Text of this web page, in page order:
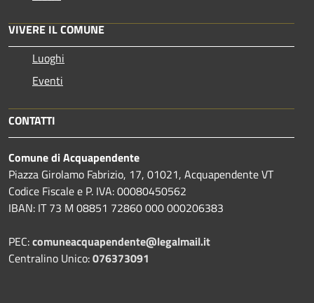
VIVERE IL COMUNE
Luoghi
Eventi
CONTATTI
Comune di Acquapendente
Piazza Girolamo Fabrizio, 17, 01021, Acquapendente VT
Codice Fiscale e P. IVA: 00080450562
IBAN: IT 73 M 08851 72860 000 000206383
PEC:comuneacquapendente@legalmail.it
Centralino Unico:076373091